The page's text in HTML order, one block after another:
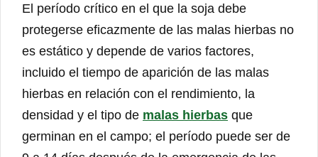
El período crítico en el que la soja debe
protegerse eficazmente de las malas hierbas no
es estático y depende de varios factores,
incluido el tiempo de aparición de las malas
hierbas en relación con el rendimiento, la
densidad y el tipo de malas hierbas que
germinan en el campo; el período puede ser de